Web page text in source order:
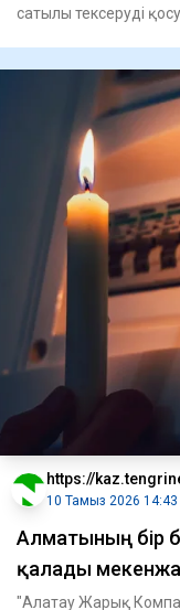
сатылы тексеруді
https://
10 Тамыз 2026 14:43
Алматының бір
қалады
"Алатау Жарық